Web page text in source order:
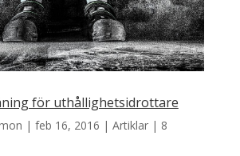
för uthållighetsidrottare
| feb 16, 2016 | Artiklar| 8